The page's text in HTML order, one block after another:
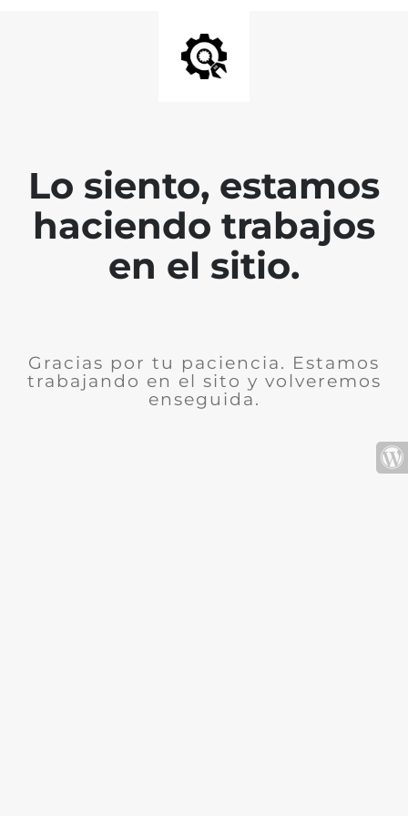
Lo siento, estamos
haciendo trabajos
en el sitio.
Gracias por tu paciencia. Estamos
trabajando en el sito y volveremos
enseguida.